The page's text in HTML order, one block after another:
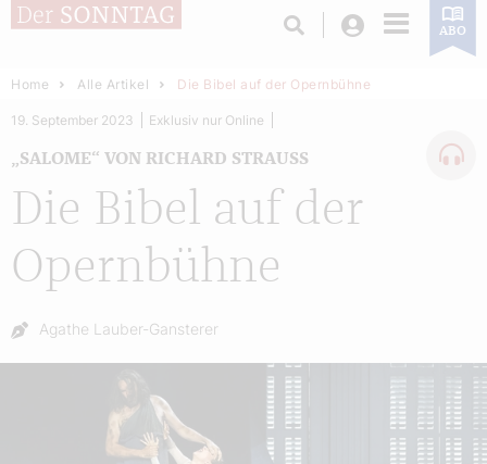
Login ABO
Home Alle Artikel Die Bibel auf der Opernbühne
Die Bibel auf der
Opernbühne
„SALOME“ VON RICHARD STRAUSS
19. September 2023 Exklusiv nur Online
Autor:
Agathe Lauber-Gansterer